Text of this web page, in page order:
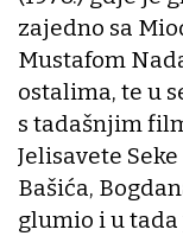
zajedno sa
Mustafom
ostalima, te u
s tadašnjim
Jelisavete
Bašića,
glumio i u tada